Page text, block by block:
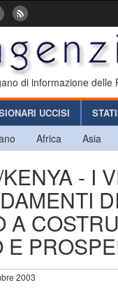
di informazione delle
UCCISI
Africa Asia
- I
A
E
2003